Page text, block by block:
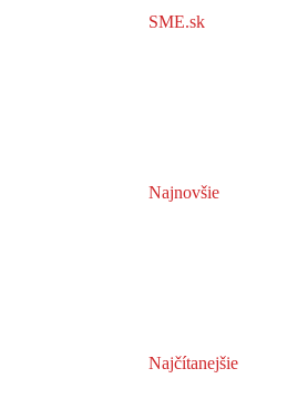
SME.sk
Najnovšie
Najčítanejšie